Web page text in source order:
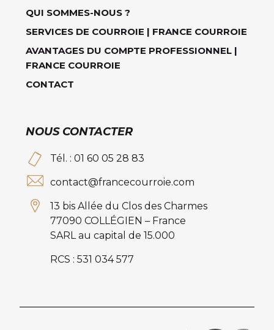
QUI SOMMES-NOUS ?
SERVICES DE COURROIE | FRANCE COURROIE
AVANTAGES DU COMPTE PROFESSIONNEL |
FRANCE COURROIE
CONTACT
NOUS CONTACTER
Tél. : 01 60 05 28 83
contact@francecourroie.com
13 bis Allée du Clos des Charmes
77090 COLLÉGIEN – France
SARL au capital de 15.000
RCS : 531 034 577